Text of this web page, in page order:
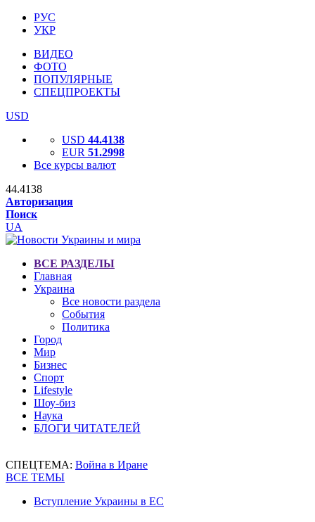
РУС
УКР
ВИДЕО
ФОТО
ПОПУЛЯРНЫЕ
СПЕЦПРОЕКТЫ
USD
USD 44.4138
EUR 51.2998
Все курсы валют
44.4138
Авторизация
Поиск
UA
ВСЕ РАЗДЕЛЫ
Главная
Украина
Все новости раздела
События
Политика
Город
Мир
Бизнес
Спорт
Lifestyle
Шоу-биз
Наука
БЛОГИ ЧИТАТЕЛЕЙ
СПЕЦТЕМА: Война в Иране
ВСЕ ТЕМЫ
Вступление Украины в ЕС